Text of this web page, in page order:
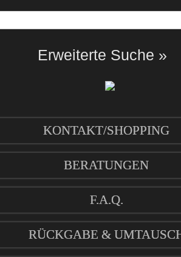
Erweiterte Suche »
KONTAKT/SHOPPING
BERATUNGEN
F.A.Q.
RÜCKGABE &